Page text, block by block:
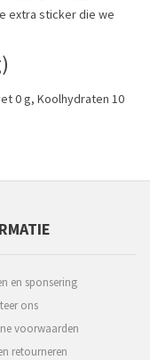
extra sticker die we
0 g, Koolhydraten 10
en sponsering
ons
voorwaarden
retourneren